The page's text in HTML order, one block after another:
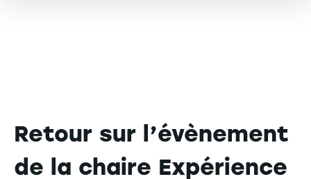
Retour sur l’évènement
de la chaire Expérience